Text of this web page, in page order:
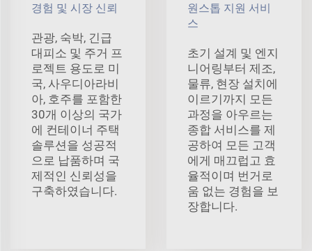
경험 및 시장 신뢰
관광, 숙박, 긴급
대피소 및 주거 프
로젝트 용도로 미
국, 사우디아라비
아, 호주를 포함한
30개 이상의 국가
에 컨테이너 주택
솔루션을 성공적
으로 납품하며 국
제적인 신뢰성을
구축하였습니다.
원스톱 지원 서비
스
초기 설계 및 엔지
니어링부터 제조,
물류, 현장 설치에
이르기까지 모든
과정을 아우르는
종합 서비스를 제
공하여 모든 고객
에게 매끄럽고 효
율적이며 번거로
움 없는 경험을 보
장합니다.